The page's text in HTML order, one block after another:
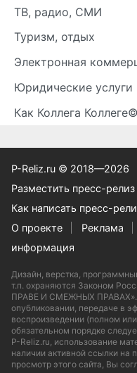
ТВ, радио, СМИ
Туризм, отдых
Электронная
Юридические услуги
Как Коллега Коллеге©
P-Reliz.ru © 2018—2026
Разместить пресс-релиз
Как написать пресс-
О проекте
Реклама
информация
Дизайн, верстка,
т.п. охраняются Законом
ПРАВЕ И СМЕЖНЫХ ПРАВАХ».
опубликовании, передаче в
воспроизведении (полном
обязательном порядке
P-Reliz.ru, использование
наличии активной ссылки
просмотр этого сайта, Вы